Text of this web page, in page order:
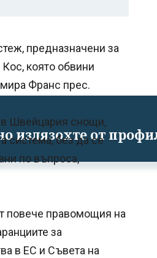
излязохте от
предназначени за
която обвини
Франс прес.
Швейцария снощи,
система, без да се
по въпроса,
повече правомощия на
за
в ЕС и Съвета на